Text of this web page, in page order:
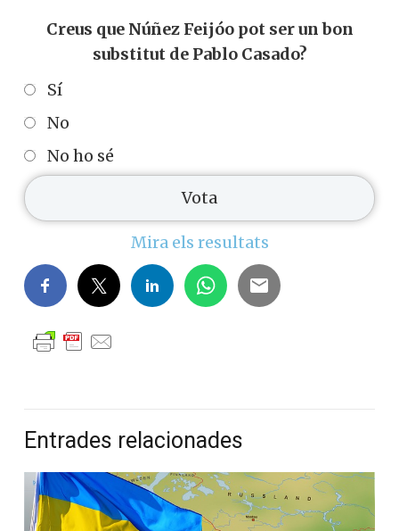
Creus que Núñez Feijóo pot ser un bon
substitut de Pablo Casado?
Sí
No
No ho sé
Mira els resultats
Entrades relacionades